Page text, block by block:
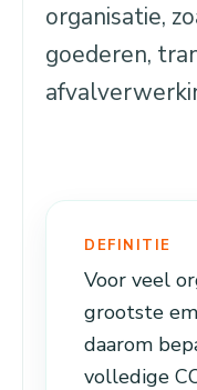
organisatie,
goederen,
DEFINITIE
Voor veel
grootste
daarom
volledige